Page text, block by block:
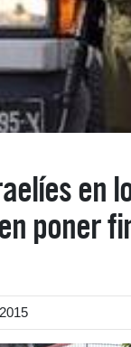
en
poner